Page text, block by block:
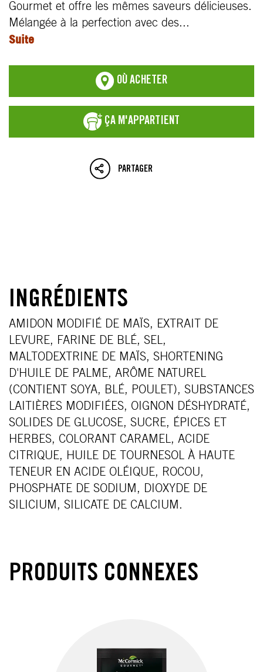
Gourmet et offre les mêmes saveurs délicieuses.
Mélangée à la perfection avec des...
Suite
OÙ ACHETER
ÇA M'APPARTIENT
PARTAGER
INGRÉDIENTS
AMIDON MODIFIÉ DE MAÏS, EXTRAIT DE
LEVURE, FARINE DE BLÉ, SEL,
MALTODEXTRINE DE MAÏS, SHORTENING
D'HUILE DE PALME, ARÔME NATUREL
(CONTIENT SOYA, BLÉ, POULET), SUBSTANCES
LAITIÈRES MODIFIÉES, OIGNON DÉSHYDRATÉ,
SOLIDES DE GLUCOSE, SUCRE, ÉPICES ET
HERBES, COLORANT CARAMEL, ACIDE
CITRIQUE, HUILE DE TOURNESOL À HAUTE
TENEUR EN ACIDE OLÉIQUE, ROCOU,
PHOSPHATE DE SODIUM, DIOXYDE DE
SILICIUM, SILICATE DE CALCIUM.
PRODUITS CONNEXES